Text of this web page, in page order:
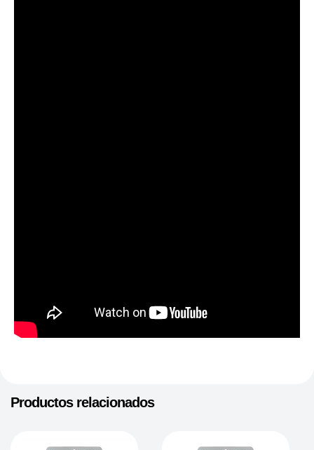
Productos relacionados